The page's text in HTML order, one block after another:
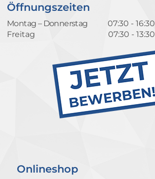
Öffnungszeiten
Montag – Donnerstag
07:30 - 16:30
Freitag
07:30 - 13:30
Onlineshop